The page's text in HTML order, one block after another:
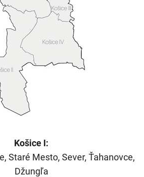
Košice I:
Staré Mesto, Sever, Ťahanovce,
Džungľa